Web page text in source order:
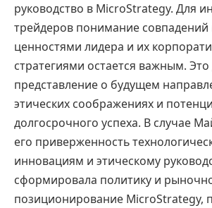
руководство в MicroStrategy. Для
трейдеров понимание
ценностями лидера и их
стратегиями остается важным. Это
представление о будущем
этических соображениях и
долгосрочного успеха. В случае
его приверженность
инновациям и этическому
сформировала политику и
позиционирование MicroStrategy,